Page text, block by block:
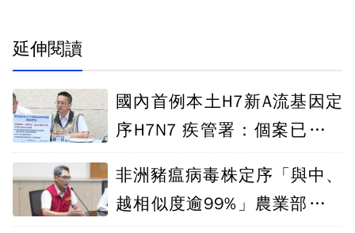
延伸閱讀
國內首例本土H7新A流基因定
序H7N7 疾管署：個案已解除
非洲豬瘟病毒株定序「與中、
越相似度逾99%」農業部：仍